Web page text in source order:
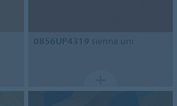
0856UP4319 sienna uni